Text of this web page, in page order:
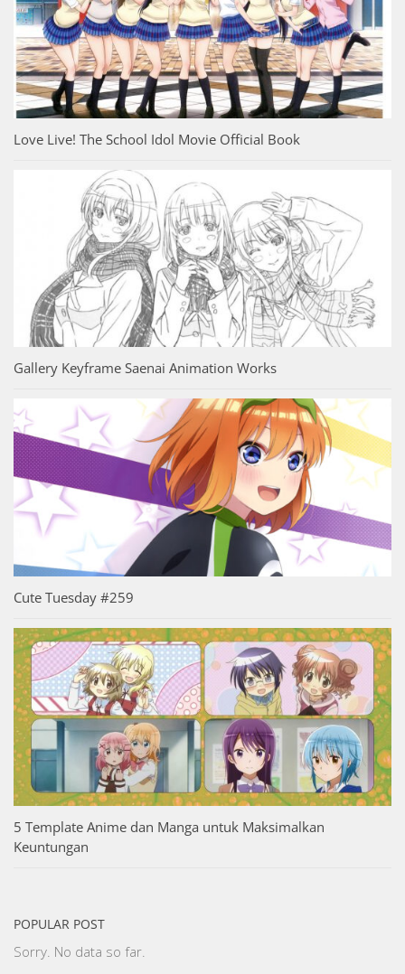
Love Live! The School Idol Movie Official Book
Gallery Keyframe Saenai Animation Works
Cute Tuesday #259
5 Template Anime dan Manga untuk Maksimalkan
Keuntungan
POPULAR POST
Sorry. No data so far.